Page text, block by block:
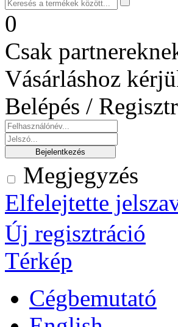
0
Csak
Vásárláshoz
Belépés /
Megjegyzés
Elfelejtette
Új regisztráció
Térkép
Cégbemutató